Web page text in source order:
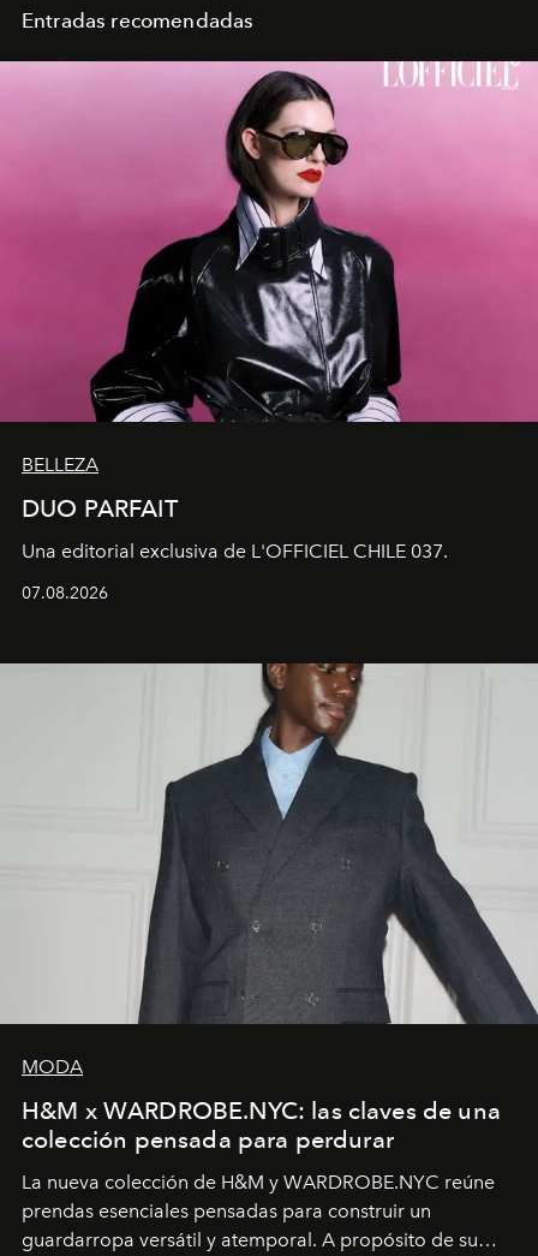
Entradas recomendadas
BELLEZA
DUO PARFAIT
Una editorial exclusiva de L'OFFICIEL CHILE 037.
07.08.2026
MODA
H&M x WARDROBE.NYC: las claves de una
colección pensada para perdurar
La nueva colección de H&M y WARDROBE.NYC reúne
prendas esenciales pensadas para construir un
guardarropa versátil y atemporal. A propósito de su